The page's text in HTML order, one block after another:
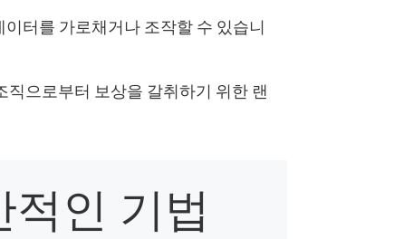
터를 가로채거나 조작할 수 있습니
으로부터 보상을 갈취하기 위한 랜
인 기법